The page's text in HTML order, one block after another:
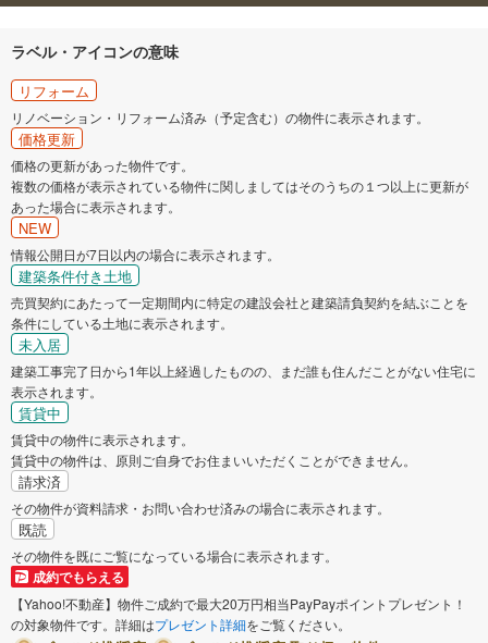
ラベル・アイコンの意味
リフォーム
リノベーション・リフォーム済み（予定含む）の物件に表示されます。
価格更新
価格の更新があった物件です。
複数の価格が表示されている物件に関しましてはそのうちの１つ以上に更新が
あった場合に表示されます。
NEW
情報公開日が7日以内の場合に表示されます。
建築条件付き土地
売買契約にあたって一定期間内に特定の建設会社と建築請負契約を結ぶことを
条件にしている土地に表示されます。
未入居
建築工事完了日から1年以上経過したものの、まだ誰も住んだことがない住宅に
表示されます。
賃貸中
賃貸中の物件に表示されます。
賃貸中の物件は、原則ご自身でお住まいいただくことができません。
請求済
その物件が資料請求・お問い合わせ済みの場合に表示されます。
既読
その物件を既にご覧になっている場合に表示されます。
成約でもらえる
【Yahoo!不動産】物件ご成約で最大20万円相当PayPayポイントプレゼント！
の対象物件です。詳細はプレゼント詳細をご覧ください。